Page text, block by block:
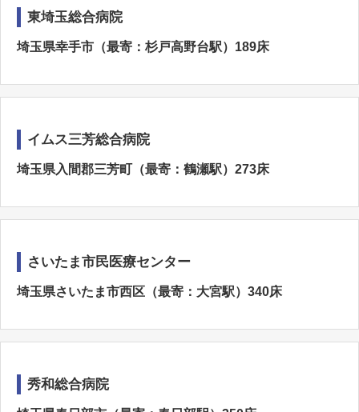
東埼玉総合病院
埼玉県幸手市（最寄：杉戸高野台駅）189床
イムス三芳総合病院
埼玉県入間郡三芳町（最寄：鶴瀬駅）273床
さいたま市民医療センター
埼玉県さいたま市西区（最寄：大宮駅）340床
秀和総合病院